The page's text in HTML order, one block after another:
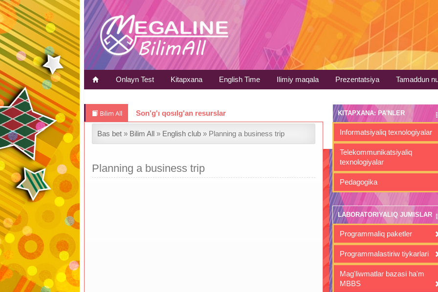
Onlayn Test Kitapxana English Time Ilimiy maqala Prezentatsiya Tamaddun
Bilim All Son'g'ı qosılg'an resurslar
Bas bet » Bilim All » English club » Planning a business trip
Planning a business trip
KITAPXANA: PA'NLER
Informatsiyaliq texnologiyalar
Telekommunikatsiyaliq
texnologiyalar
Pedagogika
LABORATORIYALIQ JUMISLAR
Programmaliq paketler
Programmalastiriw tiykarlari
Mag'liwmatlar bazasi ha'm
MBBS